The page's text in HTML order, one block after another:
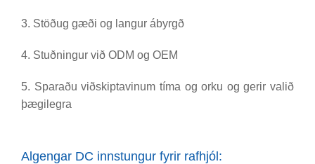
3. Stöðug gæði og langur ábyrgð
4. Stuðningur við ODM og OEM
5. Sparaðu viðskiptavinum tíma og orku og gerir valið
þægilegra
Algengar DC innstungur fyrir rafhjól: